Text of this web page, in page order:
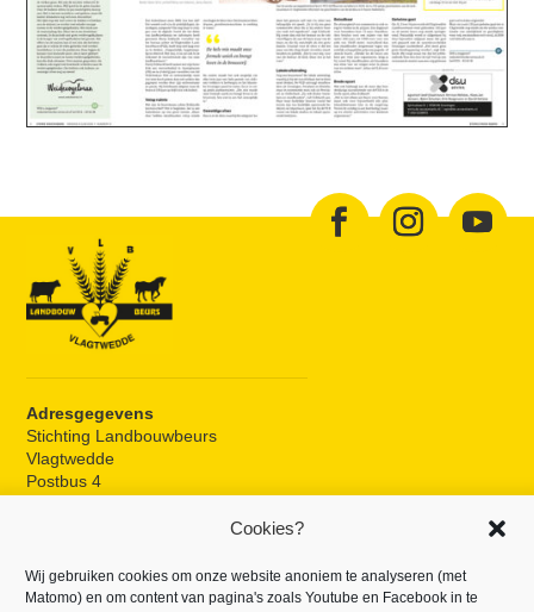
Cookies?
Wij gebruiken cookies om onze website anoniem te analyseren (met
Matomo) en om content van pagina's zoals Youtube en Facebook in te
Adresgegevens
Stichting Landbouwbeurs
Vlagtwedde
Postbus 4
Beurslocatie
Gelegen aan de N365